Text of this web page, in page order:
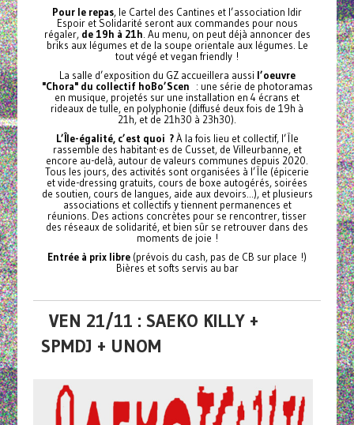
Pour le repas, le Cartel des Cantines et l’association Idir
Espoir et Solidarité seront aux commandes pour nous
régaler, de 19h à 21h . Au menu, on peut déjà annoncer des
briks aux légumes et de la soupe orientale aux légumes. Le
tout végé et vegan friendly !
La salle d’exposition du GZ accueillera aussi l’oeuvre
"Chora" du collectif hoBo’Scen
: une série de photoramas
en musique, projetés sur une installation en 4 écrans et
rideaux de tulle, en polyphonie (diffusé deux fois de 19h à
21h, et de 21h30 à 23h30).
L’Île-égalité, c’est quoi ?À la fois lieu et collectif, l’Île
rassemble des habitant·es de Cusset, de Villeurbanne, et
encore au-delà, autour de valeurs communes depuis 2020.
Tous les jours, des activités sont organisées à l’Île (épicerie
et vide-dressing gratuits, cours de boxe autogérés, soirées
de soutien, cours de langues, aide aux devoirs...), et plusieurs
associations et collectifs y tiennent permanences et
réunions. Des actions concrètes pour se rencontrer, tisser
des réseaux de solidarité, et bien sûr se retrouver dans des
moments de joie !
Entrée à prix libre (prévois du cash, pas de CB sur place !)
Bières et softs servis au bar
VEN 21/11 : SAEKO KILLY +
SPMDJ + UNOM